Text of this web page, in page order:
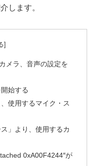
します。
メラ、音声の設定を
始する
使用するマイク・ス
」より、使用するカ
0xA00F4244″が